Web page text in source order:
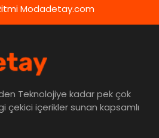
Modadetay.com
Teknolojiye kadar pek çok
çekici içerikler sunan kapsamlı